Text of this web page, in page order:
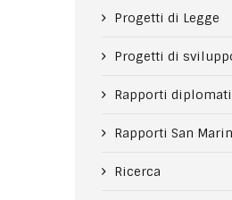
Progetti di Legge
Progetti di
Rapporti
Rapporti San
Ricerca